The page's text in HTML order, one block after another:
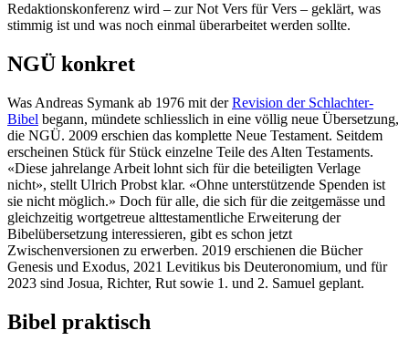
Redaktionskonferenz wird – zur Not Vers für Vers – geklärt, was
stimmig ist und was noch einmal überarbeitet werden sollte.
NGÜ konkret
Was Andreas Symank ab 1976 mit derRevision der Schlachter-
Bibel begann, mündete schliesslich in eine völlig neue Übersetzung,
die NGÜ. 2009 erschien das komplette Neue Testament. Seitdem
erscheinen Stück für Stück einzelne Teile des Alten Testaments.
«Diese jahrelange Arbeit lohnt sich für die beteiligten Verlage
nicht», stellt Ulrich Probst klar. «Ohne unterstützende Spenden ist
sie nicht möglich.» Doch für alle, die sich für die zeitgemässe und
gleichzeitig wortgetreue alttestamentliche Erweiterung der
Bibelübersetzung interessieren, gibt es schon jetzt
Zwischenversionen zu erwerben. 2019 erschienen die Bücher
Genesis und Exodus, 2021 Levitikus bis Deuteronomium, und für
2023 sind Josua, Richter, Rut sowie 1. und 2. Samuel geplant.
Bibel praktisch